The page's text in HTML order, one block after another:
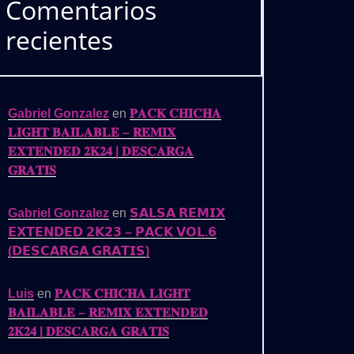
Comentarios
recientes
Gabriel Gonzalez en 𝐏𝐀𝐂𝐊 𝐂𝐇𝐈𝐂𝐇𝐀
𝐋𝐈𝐆𝐇𝐓 𝐁𝐀𝐈𝐋𝐀𝐁𝐋𝐄 – 𝐑𝐄𝐌𝐈𝐗
𝐄𝐗𝐓𝐄𝐍𝐃𝐄𝐃 𝟐𝐊𝟐𝟒 | 𝐃𝐄𝐒𝐂𝐀𝐑𝐆𝐀
𝐆𝐑𝐀𝐓𝐈𝐒
Gabriel Gonzalez en 𝗦𝗔𝗟𝗦𝗔 𝗥𝗘𝗠𝗜𝗫
𝗘𝗫𝗧𝗘𝗡𝗗𝗘𝗗 𝟮𝗞𝟮𝟯 – 𝗣𝗔𝗖𝗞 𝗩𝗢𝗟.𝟲
(𝗗𝗘𝗦𝗖𝗔𝗥𝗚𝗔 𝗚𝗥𝗔𝗧𝗜𝗦)
Luis en 𝐏𝐀𝐂𝐊 𝐂𝐇𝐈𝐂𝐇𝐀 𝐋𝐈𝐆𝐇𝐓
𝐁𝐀𝐈𝐋𝐀𝐁𝐋𝐄 – 𝐑𝐄𝐌𝐈𝐗 𝐄𝐗𝐓𝐄𝐍𝐃𝐄𝐃
𝟐𝐊𝟐𝟒 | 𝐃𝐄𝐒𝐂𝐀𝐑𝐆𝐀 𝐆𝐑𝐀𝐓𝐈𝐒